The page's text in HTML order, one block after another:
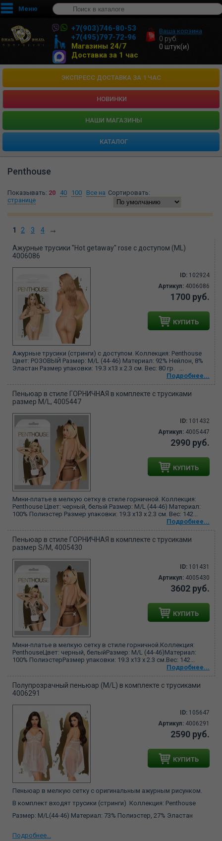
Меню
+7(903)746-80-53
+7(495)797-72-96
Магазины 24/7
Доставка за 1 час
Ваша корзина
0 руб.
0 штук(и)
ЭКСПРЕСС ДОСТАВКА ЗА 1 ЧАС
НОВИНКИ
HАШИ МАГАЗИНЫ
КАТАЛОГ
Penthouse
Показывать: 20 40 100
Все на
странице
Сортировать:
1 2 3 4
Ажурные трусики "Hot getaway" rose с доступом (ML)
4006086
ID: 102924
Артикул: 4006086
1700 руб.
КУПИТЬ
Ажурные трусики (стринги) с доступом. Коллекция: Penthouse
Цвет: РОЗОВЫЙ Размер: M/L (44-46) Материал: 92% Нейлон, 8%
Эластан Размер упаковки: 19.3 х13 х 2.3 см. Вес: 80 гр. ...
Подробнее...
Пеньюар в стиле ГОРНИЧНАЯ в комплекте с трусиками
размер M/L, 4005447
ID: 101432
Артикул: 4005447
2990 руб.
КУПИТЬ
Мини-платье в мелкую сетку в стиле горничной. Коллекция:
Penthouse Цвет: черный, белый Размер: M/L (44-46) Материал:
100% Полиэстер Размер упаковки: 19.3 х13 х 2.3 см. Вес: 142...
Подробнее...
Пеньюар в стиле ГОРНИЧНАЯ в комплекте с трусиками
размер S/M, 4005430
ID: 101431
Артикул: 4005430
3602 руб.
КУПИТЬ
Мини-платье в мелкую сетку в стиле горничной.Коллекция:
PenthouseЦвет: черный, белыйРазмер: M/L (44-46)Материал:
100% ПолиэстерРазмер упаковки: 19.3 х13 х 2.3 см.Вес: 142...
Подробнее...
Полупрозрачный пеньюар (M/L) в комплекте с трусиками
4006291
ID: 105647
Артикул: 4006291
2590 руб.
КУПИТЬ
Пеньюар в мелкую сетку с оригинальным ажурным рисунком.
В комплект входят трусики (стринги) Коллекция: Penthouse
Размер: M/L(44-46) Материал: 73% Полиэстер, 27% Эластан
Подробнее...